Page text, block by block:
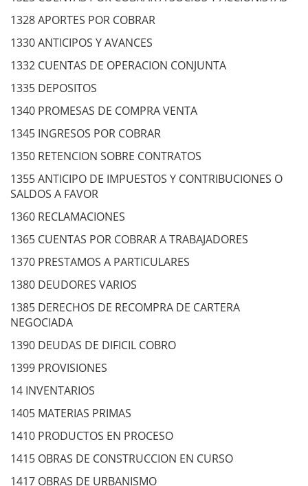
1328 APORTES POR COBRAR
1330 ANTICIPOS Y AVANCES
1332 CUENTAS DE OPERACION CONJUNTA
1335 DEPOSITOS
1340 PROMESAS DE COMPRA VENTA
1345 INGRESOS POR COBRAR
1350 RETENCION SOBRE CONTRATOS
1355 ANTICIPO DE IMPUESTOS Y CONTRIBUCIONES O
SALDOS A FAVOR
1360 RECLAMACIONES
1365 CUENTAS POR COBRAR A TRABAJADORES
1370 PRESTAMOS A PARTICULARES
1380 DEUDORES VARIOS
1385 DERECHOS DE RECOMPRA DE CARTERA
NEGOCIADA
1390 DEUDAS DE DIFICIL COBRO
1399 PROVISIONES
14 INVENTARIOS
1405 MATERIAS PRIMAS
1410 PRODUCTOS EN PROCESO
1415 OBRAS DE CONSTRUCCION EN CURSO
1417 OBRAS DE URBANISMO